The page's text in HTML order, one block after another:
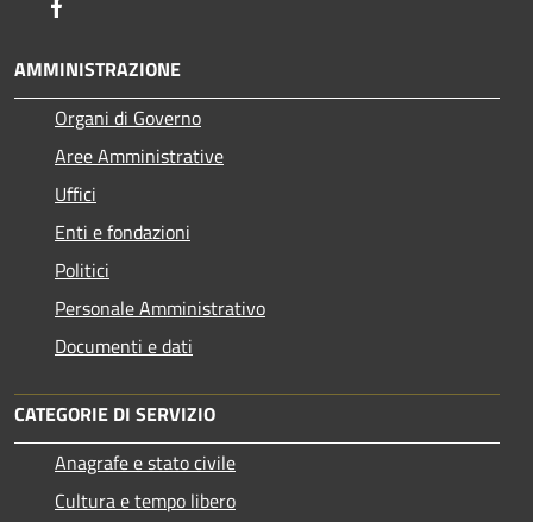
AMMINISTRAZIONE
Organi di Governo
Aree Amministrative
Uffici
Enti e fondazioni
Politici
Personale Amministrativo
Documenti e dati
CATEGORIE DI SERVIZIO
Anagrafe e stato civile
Cultura e tempo libero